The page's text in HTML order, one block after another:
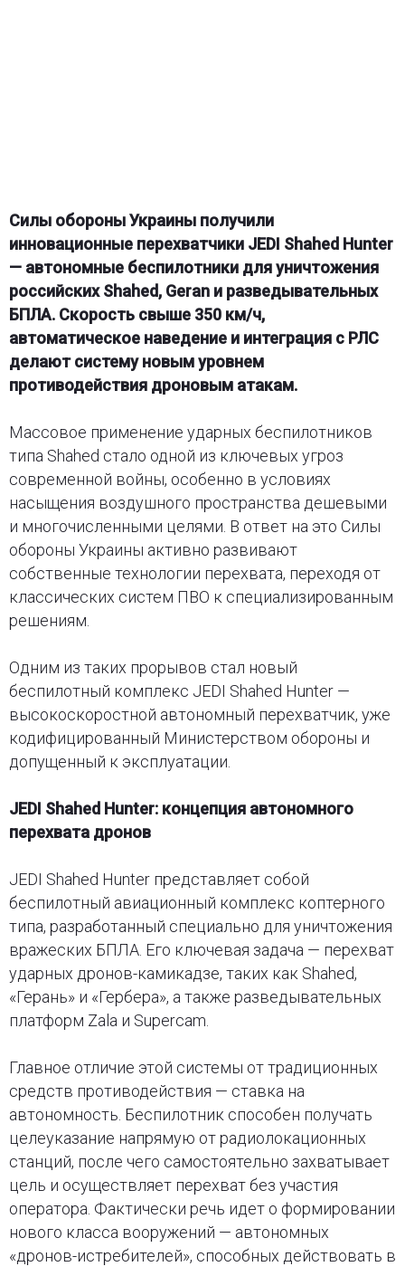
Силы обороны Украины получили
инновационные перехватчики JEDI Shahed Hunter
— автономные беспилотники для уничтожения
российских Shahed, Geran и разведывательных
БПЛА. Скорость свыше 350 км/ч,
автоматическое наведение и интеграция с РЛС
делают систему новым уровнем
противодействия дроновым атакам.
Массовое применение ударных беспилотников
типа Shahed стало одной из ключевых угроз
современной войны, особенно в условиях
насыщения воздушного пространства дешевыми
и многочисленными целями. В ответ на это Силы
обороны Украины активно развивают
собственные технологии перехвата, переходя от
классических систем ПВО к специализированным
решениям.
Одним из таких прорывов стал новый
беспилотный комплекс JEDI Shahed Hunter —
высокоскоростной автономный перехватчик, уже
кодифицированный Министерством обороны и
допущенный к эксплуатации.
JEDI Shahed Hunter: концепция автономного
перехвата дронов
JEDI Shahed Hunter представляет собой
беспилотный авиационный комплекс коптерного
типа, разработанный специально для уничтожения
вражеских БПЛА. Его ключевая задача — перехват
ударных дронов-камикадзе, таких как Shahed,
«Герань» и «Гербера», а также разведывательных
платформ Zala и Supercam.
Главное отличие этой системы от традиционных
средств противодействия — ставка на
автономность. Беспилотник способен получать
целеуказание напрямую от радиолокационных
станций, после чего самостоятельно захватывает
цель и осуществляет перехват без участия
оператора. Фактически речь идет о формировании
нового класса вооружений — автономных
«дронов-истребителей», способных действовать в